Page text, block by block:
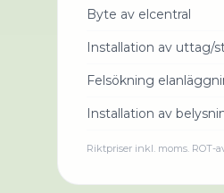
Byte av elcentral
Installation av uttag/
Felsökning
Installation av
Riktpriser inkl. moms. ROT-